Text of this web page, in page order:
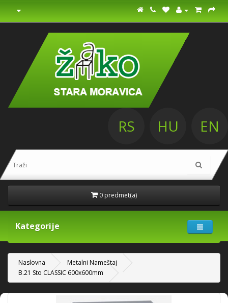
RS HU EN
0 predmet(a)
Kategorije
Naslovna
Metalni Nameštaj
B.21 Sto CLASSIC 600x600mm